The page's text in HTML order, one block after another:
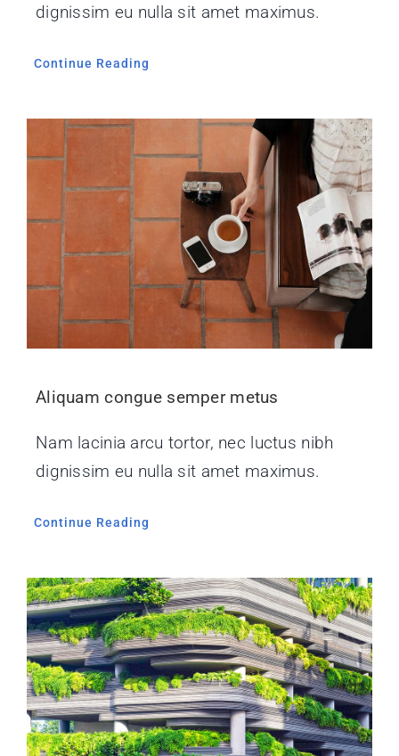
dignissim eu nulla sit amet maximus.
Continue Reading
Aliquam congue semper metus
Nam lacinia arcu tortor, nec luctus nibh
dignissim eu nulla sit amet maximus.
Continue Reading